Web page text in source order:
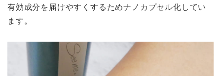
有効成分を届けやすくするためナノカプセル化してい
ます。